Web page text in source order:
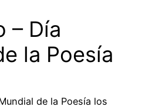
– Día
la Poesía
de la Poesía los